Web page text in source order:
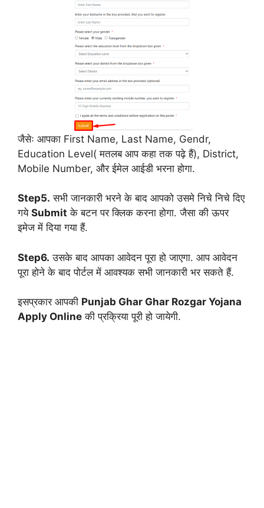
जैसेः आपका First Name, Last Name, Gendr,
Education Level( मतलब आप कहा तक पढ़े हैं), District,
Mobile Number, और ईमेल आईडी भरना होगा.
Step5. सभी जानकारी भरने के बाद आपको उसमे निचे निचे दिए
गये Submit के बटन पर क्लिक करना होगा. जैसा की ऊपर
इमेज में दिया गया हैं.
Step6. उसके बाद आपका आवेदन पूरा हो जाएगा. आप आवेदन
पूरा होने के बाद पोर्टल में आवश्यक सभी जानकारी भर सकते हैं.
इसप्रकार आपकी Punjab Ghar Ghar Rozgar Yojana
Apply Online की प्रक्रिया पूरी हो जायेगी.